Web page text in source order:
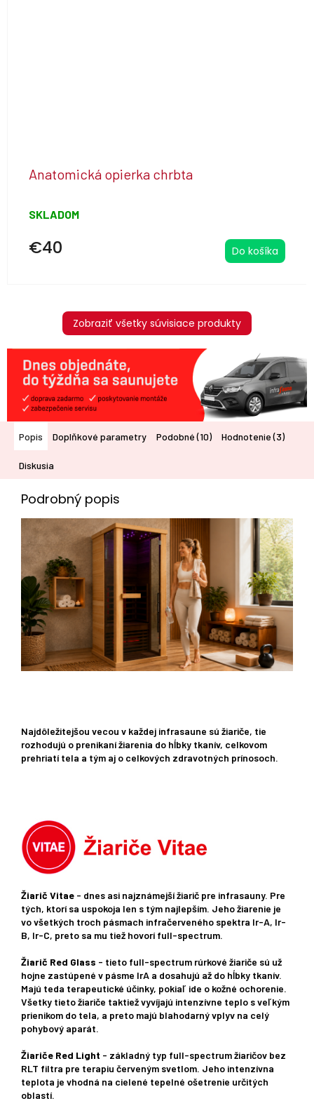
Anatomická opierka chrbta
SKLADOM
€40 Do košíka
Zobraziť všetky súvisiace produkty
Popis Doplňkové parametry Podobné (10) Hodnotenie (3)
Diskusia
Podrobný popis
Najdôležitejšou vecou v každej infrasaune sú žiariče, tie
rozhodujú o prenikaní žiarenia do hĺbky tkanív, celkovom
prehriatí tela a tým aj o celkových zdravotných prínosoch.
Žiarič Vitae - dnes asi najznámejší žiarič pre infrasauny. Pre
tých, ktorí sa uspokoja len s tým najlepším. Jeho žiarenie je
vo všetkých troch pásmach infračerveného spektra Ir-A, Ir-
B, Ir-C, preto sa mu tiež hovorí full-spectrum.
Žiarič Red Glass - tieto full-spectrum rúrkové žiariče sú už
hojne zastúpené v pásme IrA a dosahujú až do hĺbky tkanív.
Majú teda terapeutické účinky, pokiaľ ide o kožné ochorenie.
Všetky tieto žiariče taktiež vyvíjajú intenzívne teplo s veľkým
prienikom do tela, a preto majú blahodarný vplyv na celý
pohybový aparát.
Žiariče Red Light - základný typ full-spectrum žiaričov bez
RLT filtra pre terapiu červeným svetlom. Jeho intenzívna
teplota je vhodná na cielené tepelné ošetrenie určitých
oblastí.